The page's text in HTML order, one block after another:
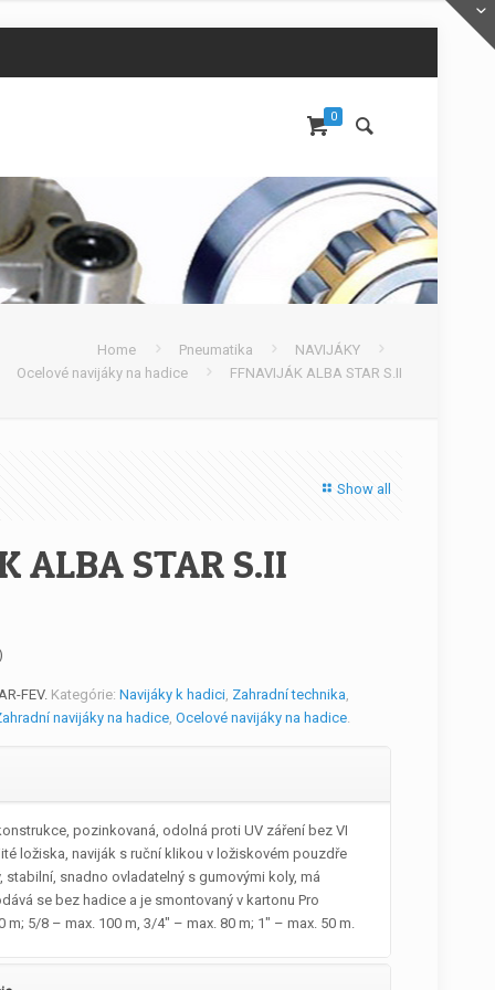
0
Home Pneumatika
NAVIJÁKY
Ocelové navijáky na hadice
FFNAVIJÁK ALBA STAR S.II
Show all
ALBA STAR S.II
FEV. Kategórie:Navijáky k hadici, Zahradní technika,
navijáky na hadice,Ocelové navijáky na hadice.
pozinkovaná, odolná proti UV záření bez VI
ložiska, naviják s ruční klikou v ložiskovém pouzdře
stabilní, snadno ovladatelný s gumovými koly, má
se bez hadice a je smontovaný v kartonu Pro
m; 5/8 – max. 100 m, 3/4″ – max. 80 m; 1″ – max. 50 m.